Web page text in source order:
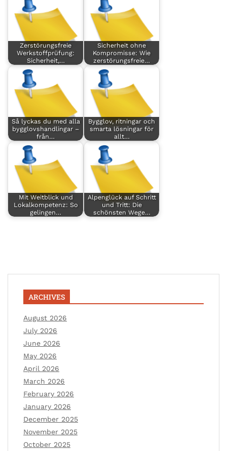
Zerstörungsfreie
Werkstoffprüfung:
Sicherheit,…
Sicherheit ohne
Kompromisse: Wie
zerstörungsfreie…
Så lyckas du med alla
bygglovshandlingar –
från…
Bygglov, ritningar och
smarta lösningar för
allt…
Mit Weitblick und
Lokalkompetenz: So
gelingen…
Alpenglück auf Schritt
und Tritt: Die
schönsten Wege…
ARCHIVES
August 2026
July 2026
June 2026
May 2026
April 2026
March 2026
February 2026
January 2026
December 2025
November 2025
October 2025